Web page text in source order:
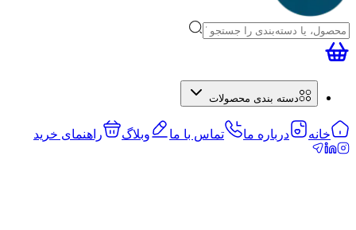
دسته بندی محصولات
خانه درباره ما تماس با ما وبلاگ راهنمای خرید